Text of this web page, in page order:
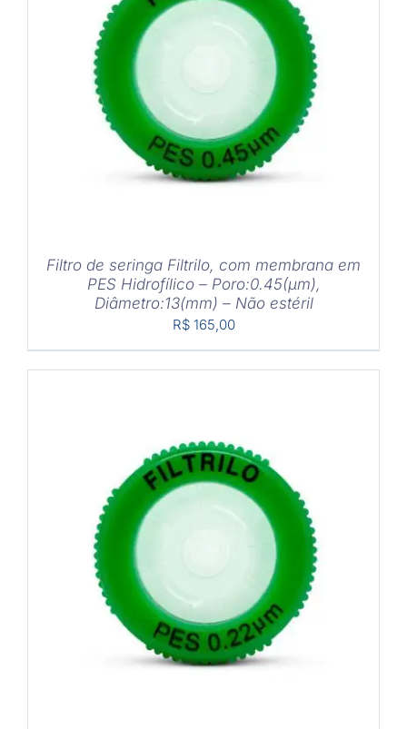
COMPRAR DETALHES
Filtro de seringa Filtrilo, com membrana em
PES Hidrofílico – Poro:0.45(μm),
Diâmetro:13(mm) – Não estéril
R$165,00
COMPRAR DETALHES